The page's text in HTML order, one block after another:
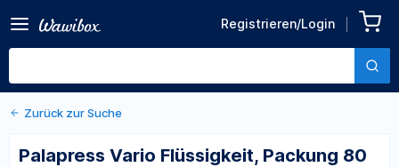
Registrieren/Login
Packung 80 ml
Von Kulzer
Zurück zu den Produktdetails
Zurück zur Suche
Palapress Vario Flüssigkeit, Packung 80